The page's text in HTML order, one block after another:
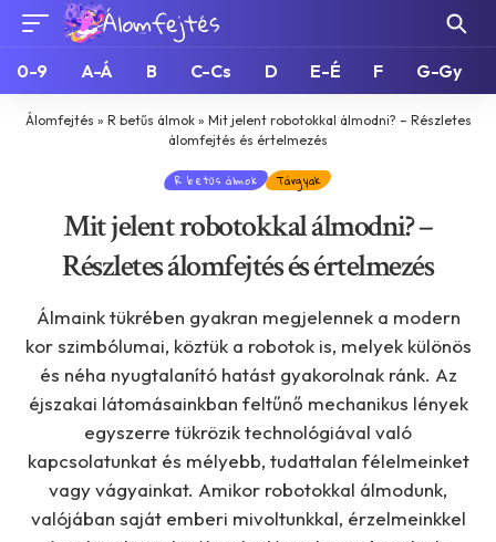
0-9 A-Á B C-Cs D E-É F G-Gy
Álomfejtés » R betűs álmok» Mit jelent robotokkal álmodni? – Részletes
álomfejtés és értelmezés
R betűs álmok Tárgyak
Mit jelent robotokkal álmodni? –
Részletes álomfejtés és értelmezés
Álmaink tükrében gyakran megjelennek a modern
kor szimbólumai, köztük a robotok is, melyek különös
és néha nyugtalanító hatást gyakorolnak ránk. Az
éjszakai látomásainkban feltűnő mechanikus lények
egyszerre tükrözik technológiával való
kapcsolatunkat és mélyebb, tudattalan félelmeinket
vagy vágyainkat. Amikor robotokkal álmodunk,
valójában saját emberi mivoltunkkal, érzelmeinkkel